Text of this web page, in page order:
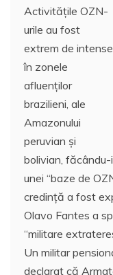
Activitățile OZN-
urile au fost
extrem de intense
în zonele
afluenților
brazilieni, ale
Amazonului
peruvian și
bolivian,
unei “baze de
credință a fost
Olavo Fantes a
“militare
Un militar
declarat că